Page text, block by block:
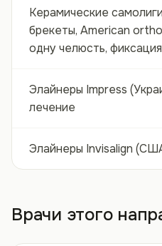
Керамические
брекеты, American
одну челюсть, фиксация
Элайнеры Impress
лечение
Элайнеры Invisalign
Врачи этого